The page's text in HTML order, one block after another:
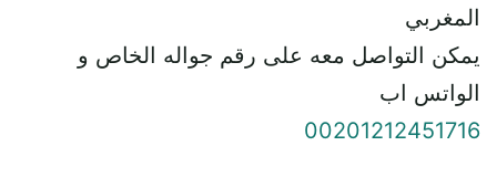
المغربي
يمكن التواصل معه على رقم جواله الخاص و
الواتس اب
00201212451716